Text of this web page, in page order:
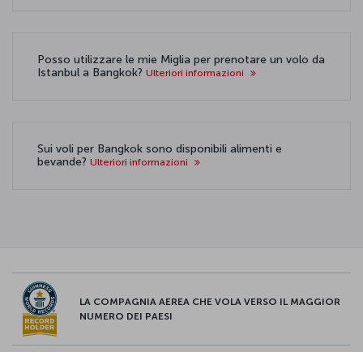
Posso utilizzare le mie Miglia per prenotare un volo da
Istanbul a Bangkok? Ulteriori informazioni
Sui voli per Bangkok sono disponibili alimenti e
bevande? Ulteriori informazioni
LA COMPAGNIA AEREA CHE VOLA VERSO IL MAGGIOR
NUMERO DEI PAESI